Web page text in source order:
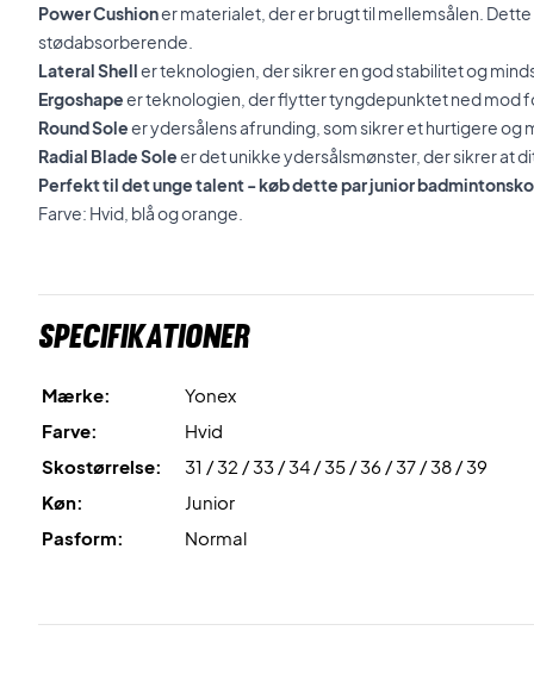
Power Cushioner materialet, der er brugt til mellemsålen.
stødabsorberende.
Lateral Sheller teknologien, der sikrer en god stabilitet og
Ergoshapeer teknologien, der flytter tyngdepunktet ned mod
Round Soleer ydersålens afrunding, som sikrer et hurtigere
Radial Blade Soleer det unikke ydersålsmønster, der sikrer at
Perfekt til det unge talent - køb dette par junior
Farve: Hvid, blå og orange.
Specifikationer
Mærke:
Yonex
Farve:
Hvid
Skostørrelse:
31 / 32 / 33 / 34 / 35 / 36 / 37 / 38 / 39
Køn:
Junior
Pasform:
Normal